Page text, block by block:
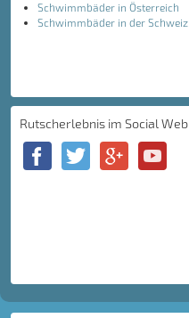
Schwimmbäder in Österreich
Schwimmbäder in der Schweiz
Rutscherlebnis im Social Web